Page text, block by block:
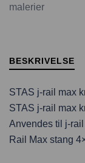
malerier
BESKRIVELSE
STAS j-rail max
STAS j-rail max
Anvendes til j-
Rail Max stang